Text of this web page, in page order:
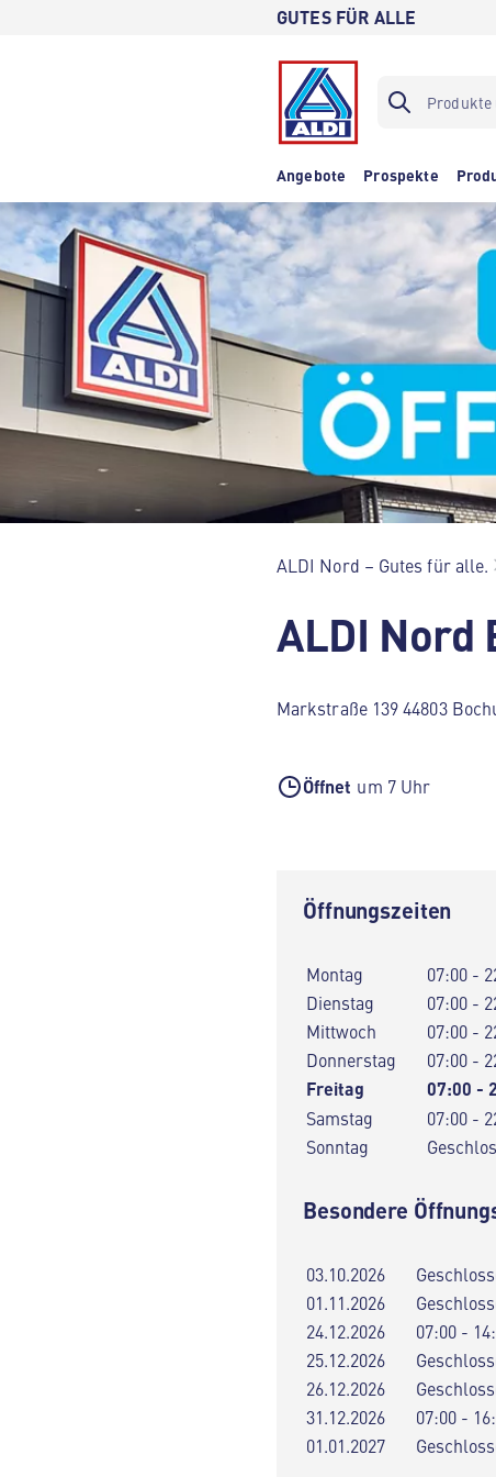
GUTES FÜR ALLE
Angebote Prospekte
ALDI Nord – Gutes für alle.
ALDI Nord
Markstraße 139 44803
Öffnet um 7 Uhr
Öffnungszeiten
Montag
07:00 -
Dienstag
07:00 -
Mittwoch
07:00 -
Donnerstag
07:00 -
Freitag 07:00 -
Samstag
07:00 -
Sonntag
Besondere
03.10.2026
01.11.2026
24.12.2026
07:00 -
25.12.2026
26.12.2026
31.12.2026
07:00 -
01.01.2027